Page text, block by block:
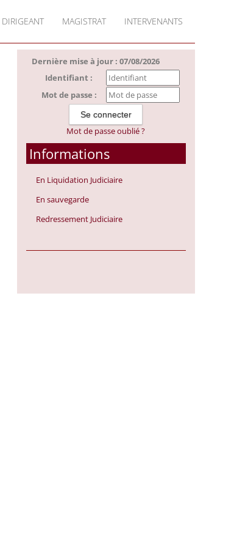
DIRIGEANT MAGISTRAT INTERVENANTS
Dernière mise à jour : 07/08/2026
Identifiant :
Mot de passe :
Mot de passe oublié ?
Informations
En Liquidation Judiciaire
En sauvegarde
Redressement Judiciaire